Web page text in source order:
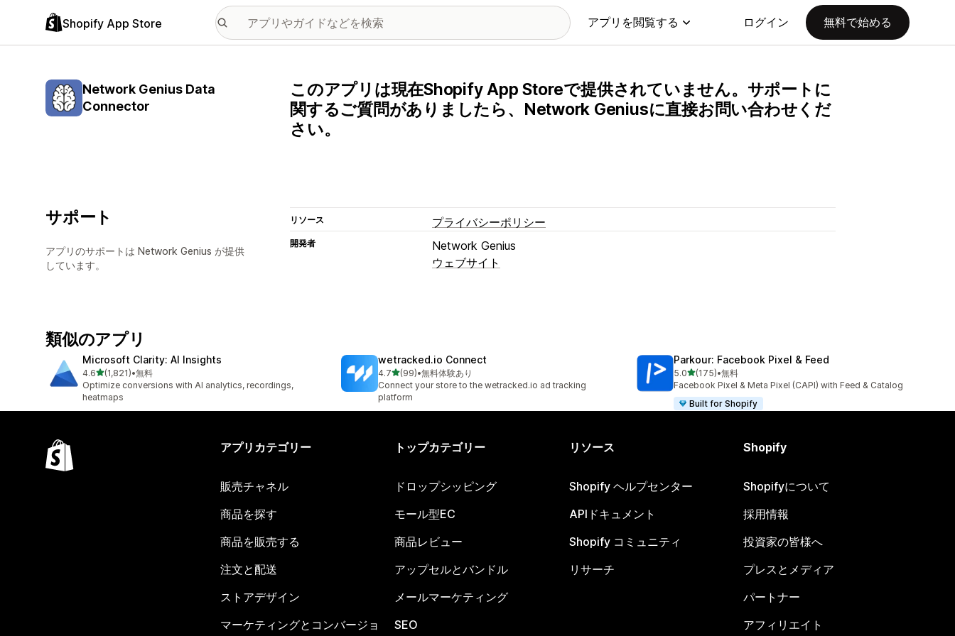
Shopify App Store アプリを閲覧する ログイン 無料で始める
Network Genius Data
Connector
このアプリは現在Shopify App Storeで提供されていません。サポートに
関するご質問がありましたら、Network Geniusに直接お問い合わせくだ
さい。
サポート
アプリのサポートは Network Genius が提供
しています。
リソース プライバシーポリシー
開発者
Network Genius
ウェブサイト
類似のアプリ
Microsoft Clarity: AI Insights
4.65つ星中
(1,821)
合計レビュー数：1821件
•無料
Optimize conversions with AI analytics, recordings,
heatmaps
wetracked.io Connect
4.75つ星中
(99)
合計レビュー数：99件
•無料体験あり
Connect your store to the wetracked.io ad tracking
platform
Parkour: Facebook Pixel & Feed
5.05つ星中
(175)
合計レビュー数：175件
•無料
Facebook Pixel & Meta Pixel (CAPI) with Feed & Catalog
Built for Shopify
アプリカテゴリー
販売チャネル
商品を探す
商品を販売する
注文と配送
ストアデザイン
マーケティングとコンバージョ
トップカテゴリー
ドロップシッピング
モール型EC
商品レビュー
アップセルとバンドル
メールマーケティング
SEO
リソース
Shopify ヘルプセンター
APIドキュメント
Shopify コミュニティ
リサーチ
Shopify
Shopifyについて
採用情報
投資家の皆様へ
プレスとメディア
パートナー
アフィリエイト